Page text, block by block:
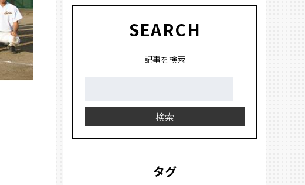
SEARCH
記事を検索
検索
タグ